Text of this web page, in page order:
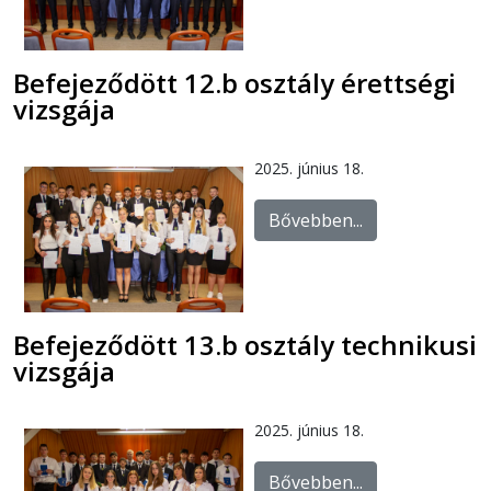
Befejeződött 12.b osztály érettségi
vizsgája
2025. június 18.
Bővebben...
Befejeződött 13.b osztály technikusi
vizsgája
2025. június 18.
Bővebben...